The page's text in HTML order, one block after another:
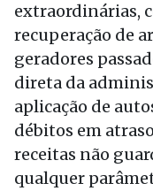
extraordinárias,
recuperação de
geradores
direta da
aplicação de
débitos em
receitas não
qualquer